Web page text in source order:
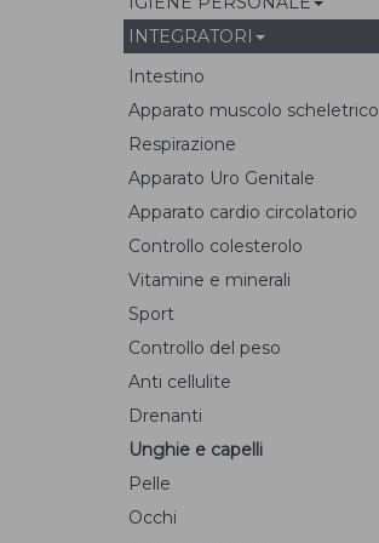
INTEGRATORI
Intestino
Apparato muscolo scheletrico
Respirazione
Apparato Uro Genitale
Apparato cardio circolatorio
Controllo colesterolo
Vitamine e minerali
Sport
Controllo del peso
Anti cellulite
Drenanti
Unghie e capelli
Pelle
Occhi